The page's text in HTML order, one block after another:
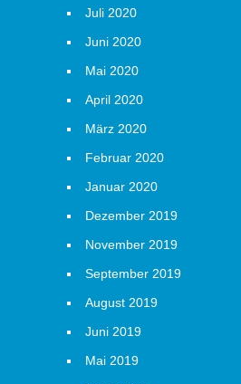
Juli 2020
Juni 2020
Mai 2020
April 2020
März 2020
Februar 2020
Januar 2020
Dezember 2019
November 2019
September 2019
August 2019
Juni 2019
Mai 2019